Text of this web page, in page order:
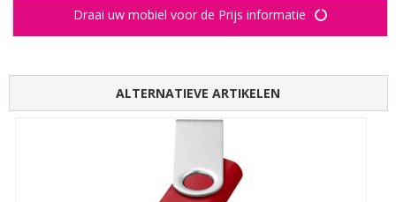
Draai uw mobiel voor de Prijs informatie
ALTERNATIEVE ARTIKELEN